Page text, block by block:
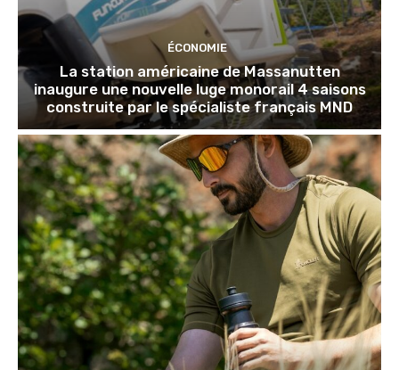
ÉCONOMIE
La station américaine de Massanutten
inaugure une nouvelle luge monorail 4 saisons
construite par le spécialiste français MND